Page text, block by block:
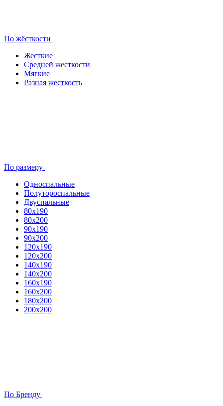
По жёсткости
Жесткие
Средней жесткости
Мягкие
Разная жесткость
По размеру
Односпальные
Полутороспальные
Двуспальные
80x190
80х200
90х190
90х200
120х190
120х200
140х190
140х200
160х190
160х200
180х200
200х200
По Бренду